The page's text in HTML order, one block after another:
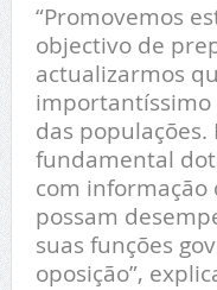
“Promovemos
objectivo de
actualizarmos
importantíssimo
das
fundamental
com
possam
suas funções
oposição”,